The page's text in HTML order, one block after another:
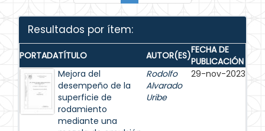
Resultados por ítem:
PORTADATÍTULO AUTOR(ES)FECHA DE
PUBLICACIÓN
Mejora del
desempeño de la
superficie de
rodamiento
mediante una
Rodolfo
Alvarado
Uribe
29-nov-2023